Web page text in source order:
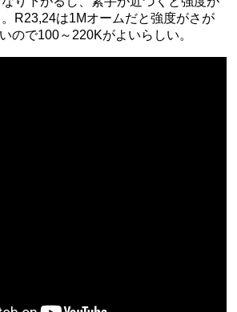
R23,24は1Mオームだと強度がさが
ので100～220Kがよいらしい。